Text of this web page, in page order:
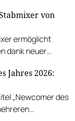
von
ermöglicht
dank neuer
Zerkleinern,
Jahres 2026:
„Newcomer des